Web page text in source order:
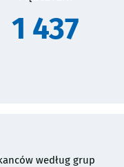
1 437
według grup